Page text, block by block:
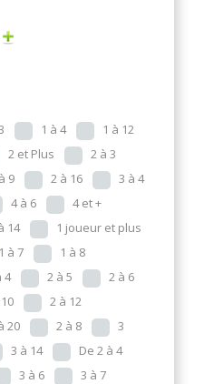
1 à 4
1 à 12
2 et Plus
2 à 3
9 2 à 16
3 à 4
4 à 6
4 et +
14
1 joueur et plus
1 à 7
1 à 8
4 2 à 5
2 à 6
2 à 12
20 2 à 8
3
3 à 14
De 2 à 4
3 à 6
3 à 7